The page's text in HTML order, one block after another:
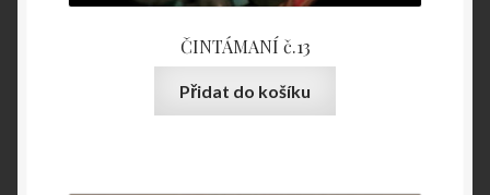
ČINTÁMANÍ č.13
Přidat do košíku